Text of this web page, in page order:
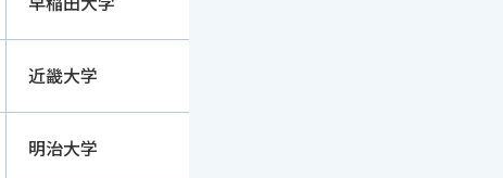
近畿大学
明治大学